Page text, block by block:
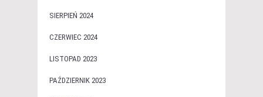
SIERPIEŃ 2024
CZERWIEC 2024
LISTOPAD 2023
PAŹDZIERNIK 2023